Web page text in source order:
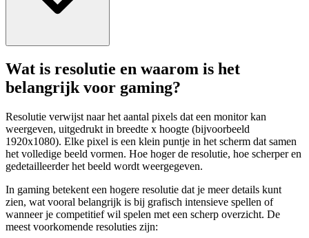
Wat is resolutie en waarom is het
belangrijk voor gaming?
Resolutie verwijst naar het aantal pixels dat een monitor kan
weergeven, uitgedrukt in breedte x hoogte (bijvoorbeeld
1920x1080). Elke pixel is een klein puntje in het scherm dat samen
het volledige beeld vormen. Hoe hoger de resolutie, hoe scherper en
gedetailleerder het beeld wordt weergegeven.
In gaming betekent een hogere resolutie dat je meer details kunt
zien, wat vooral belangrijk is bij grafisch intensieve spellen of
wanneer je competitief wil spelen met een scherp overzicht. De
meest voorkomende resoluties zijn: